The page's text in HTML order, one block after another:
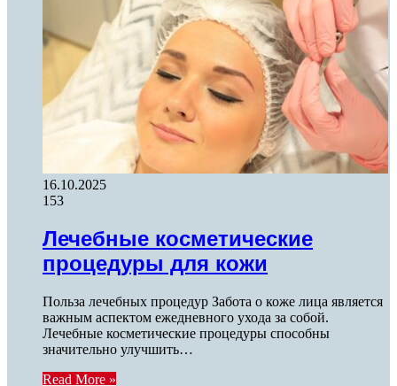
16.10.2025
153
Лечебные косметические
процедуры для кожи
Польза лечебных процедур Забота о коже лица является
важным аспектом ежедневного ухода за собой.
Лечебные косметические процедуры способны
значительно улучшить…
Read More »